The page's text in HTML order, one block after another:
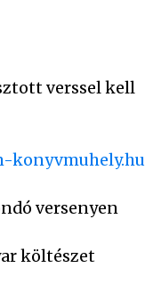
verssel kell
konyvmuhely.hu
versenyen
költészet